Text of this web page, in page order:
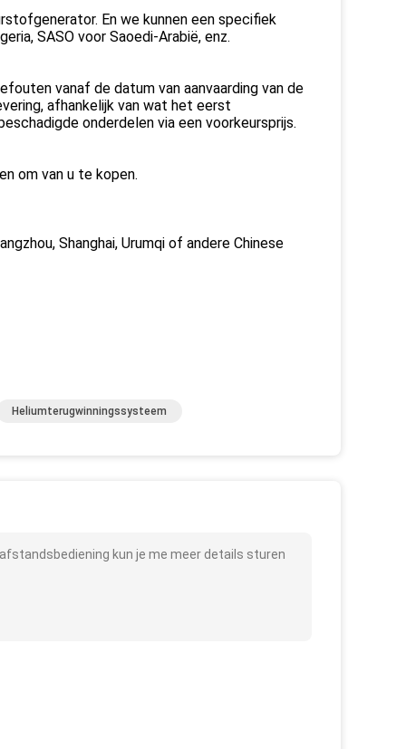
En we kunnen een specifiek
SASO voor Saoedi-Arabië, enz.
vanaf de datum van aanvaarding van de
afhankelijk van wat het eerst
onderdelen via een voorkeursprijs.
om van u te kopen.
Shanghai, Urumqi of andere Chinese
Heliumterugwinningssysteem
kun je me meer details sturen